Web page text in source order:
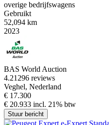
overige bedrijfswagens
Gebruikt
52,094 km
2023
BAS World Auction
4.21296 reviews
Veghel, Nederland
€ 17.300
€ 20.933 incl. 21% btw
Stuur bericht